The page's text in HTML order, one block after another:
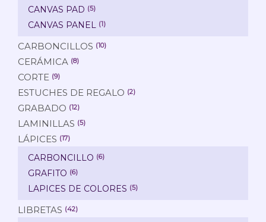
CANVAS PAD (5)
CANVAS PANEL (1)
CARBONCILLOS (10)
CERÁMICA (8)
CORTE (9)
ESTUCHES DE REGALO (2)
GRABADO (12)
LAMINILLAS (5)
LÁPICES (17)
CARBONCILLO (6)
GRAFITO (6)
LAPICES DE COLORES (5)
LIBRETAS (42)